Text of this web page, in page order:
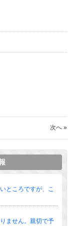
次へ »
ところですが、こ
ません。親切で予